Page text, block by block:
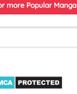
more Popular Manga